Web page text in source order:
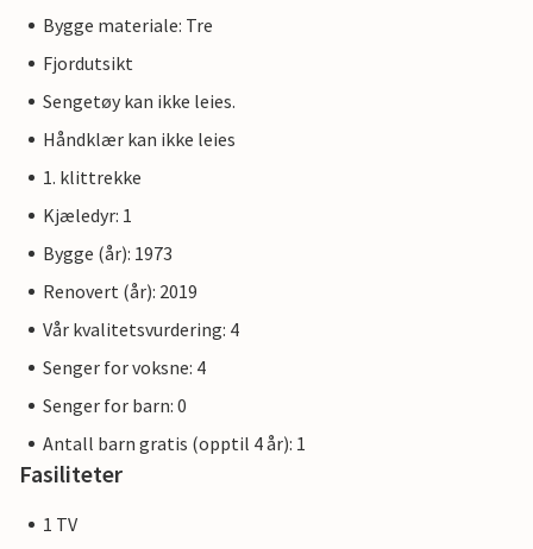
Bygge materiale: Tre
Fjordutsikt
Sengetøy kan ikke leies.
Håndklær kan ikke leies
1. klittrekke
Kjæledyr: 1
Bygge (år): 1973
Renovert (år): 2019
Vår kvalitetsvurdering: 4
Senger for voksne: 4
Senger for barn: 0
Antall barn gratis (opptil 4 år): 1
Fasiliteter
1 TV